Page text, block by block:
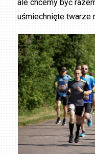
ale chcemy być
uśmiechnięte twarze